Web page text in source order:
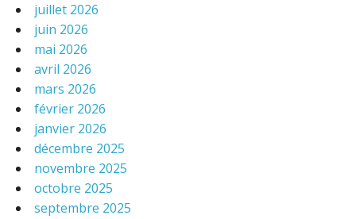
juillet 2026
juin 2026
mai 2026
avril 2026
mars 2026
février 2026
janvier 2026
décembre 2025
novembre 2025
octobre 2025
septembre 2025